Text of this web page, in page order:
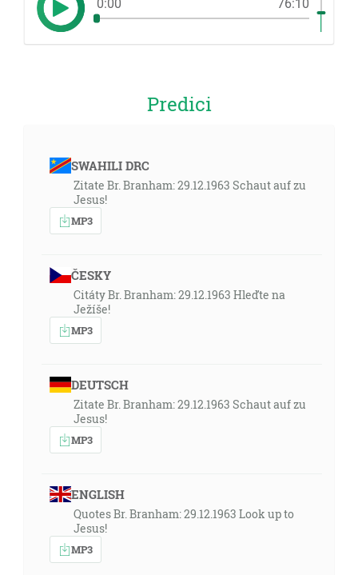
0:00 76:10
Predici
SWAHILI DRC
Zitate Br. Branham: 29.12.1963 Schaut auf zu
Jesus!
MP3
ČESKY
Citáty Br. Branham: 29.12.1963 Hleďte na
Ježíše!
MP3
DEUTSCH
Zitate Br. Branham: 29.12.1963 Schaut auf zu
Jesus!
MP3
ENGLISH
Quotes Br. Branham: 29.12.1963 Look up to
Jesus!
MP3